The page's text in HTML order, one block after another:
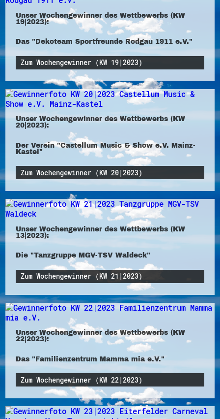
Unser Wochengewinner des Wettbewerbs (KW
19|2023):
Das "Dekoteam Sportfreunde Rodgau 1911 e.V."
Zum Wochengewinner (KW 19|2023)
Unser Wochengewinner des Wettbewerbs (KW
20|2023):
Der Verein "Castellum Music & Show e.V. Mainz-
Kastel"
Zum Wochengewinner (KW 20|2023)
Unser Wochengewinner des Wettbewerbs (KW
13|2023):
Die "Tanzgruppe MGV-TSV Waldeck"
Zum Wochengewinner (KW 21|2023)
Unser Wochengewinner des Wettbewerbs (KW
22|2023):
Das "Familienzentrum Mamma mia e.V."
Zum Wochengewinner (KW 22|2023)